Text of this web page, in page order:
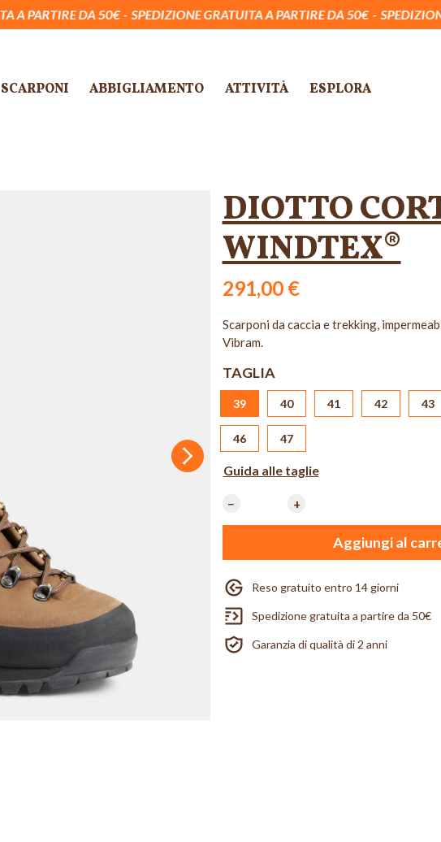
50€ SPEDIZIONE GRATUITA A PARTIRE DA 50€ SPEDIZIONE GRATUITA
SCARPONI ABBIGLIAMENTO ATTIVITÀ ESPLORA
Successivo
DIOTTO
WINDTEX®
291,00 €
Scarponi da caccia e trekking,
Vibram.
TAGLIA
39 40 41 42 43
46 47
Guida alle taglie
− +
Aggiungi al
Reso gratuito entro 14 giorni
Spedizione gratuita a partire da 50€
Garanzia di qualità di 2 anni